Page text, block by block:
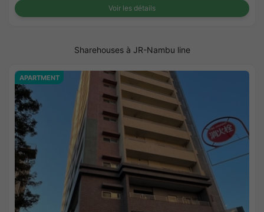
Voir les détails
Sharehouses à JR-Nambu line
APARTMENT